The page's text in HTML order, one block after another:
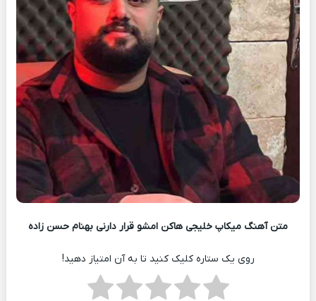
متن آهنگ میکاپ خلیجی هاکن امشو قرار دارنی بهنام حسن زاده
روی یک ستاره کلیک کنید تا به آن امتیاز دهید!